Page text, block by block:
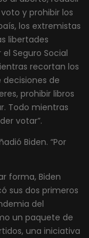
y prohibir los
los extremistas
libertades
Seguro Social
recortan los
de
prohibir libros
Todo mientras
votar”.
Biden. “Por
forma, Biden
sus dos primeros
del
un paquete de
una iniciativa